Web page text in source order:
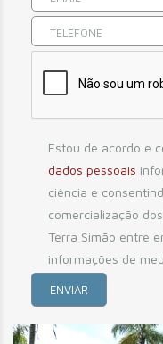
Estou de acordo e
dados pessoais
ciência e
comercialização
Terra Simão entre
informações de